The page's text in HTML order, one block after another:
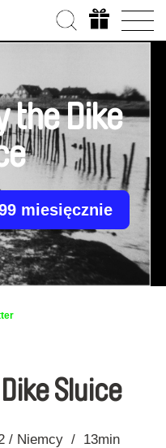
the Dike
miesięcznie
Sluice
Niemcy
13min